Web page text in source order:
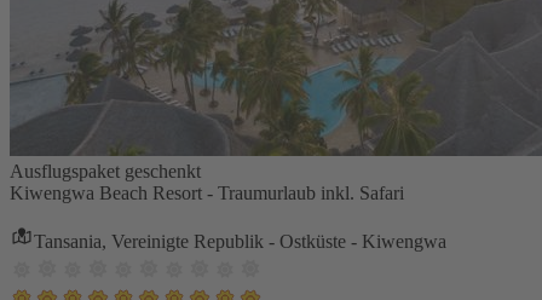
Ausflugspaket geschenkt
Kiwengwa Beach Resort - Traumurlaub inkl. Safari
Tansania, Vereinigte Republik - Ostküste - Kiwengwa